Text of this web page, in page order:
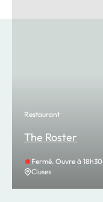
The Roster
Restaurant
Fermé. Ouvre à 18h30
Cluses